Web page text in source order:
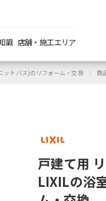
識 店舗・施工エリア
ットバス)のリフォーム・交換 › 商
戸建て用
LIXILの浴